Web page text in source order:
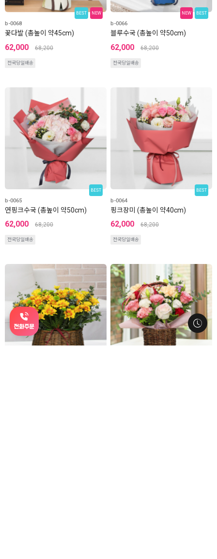
BEST NEW
b-0068
꽃다발 (총높이 약45cm)
62,000 68,200
전국당일배송
NEW BEST
b-0066
블루수국 (총높이 약50cm)
62,000 68,200
전국당일배송
BEST
b-0065
연핑크수국 (총높이 약50cm)
62,000 68,200
전국당일배송
BEST
b-0064
핑크장미 (총높이 약40cm)
62,000 68,200
전국당일배송